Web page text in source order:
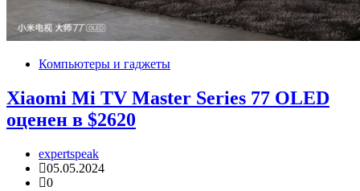
Компьютеры и гаджеты
Xiaomi Mi TV Master Series 77 OLED
оценен в $2620
expertspeak
05.05.2024
0